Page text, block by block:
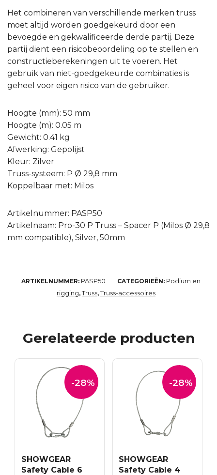
Het combineren van verschillende merken truss
moet altijd worden goedgekeurd door een
bevoegde en gekwalificeerde derde partij. Deze
partij dient een risicobeoordeling op te stellen en
constructieberekeningen uit te voeren. Het
gebruik van niet-goedgekeurde combinaties is
geheel voor eigen risico van de gebruiker.
Hoogte (mm): 50 mm
Hoogte (m): 0.05 m
Gewicht: 0.41 kg
Afwerking: Gepolijst
Kleur: Zilver
Truss-systeem: P Ø 29,8 mm
Koppelbaar met: Milos
Artikelnummer: PASP50
Artikelnaam: Pro-30 P Truss – Spacer P (Milos Ø 29,8
mm compatible), Silver, 50mm
ARTIKELNUMMER: PASP50 CATEGORIEËN: Podium en
rigging,Truss,Truss-accessoires
Gerelateerde producten
-28%
SHOWGEAR
Safety Cable 6
-28%
SHOWGEAR
Safety Cable 4